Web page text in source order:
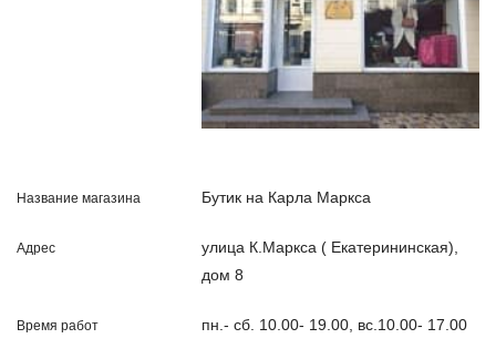
Бутик на Карла Маркса
улица К.Маркса ( Екатерининская),
дом 8
пн.- сб. 10.00- 19.00, вс.10.00- 17.00